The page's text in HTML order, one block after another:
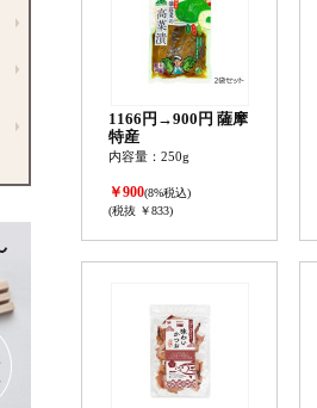
1166円→900円 薩摩
特産
内容量：250g
￥900(8%税込)
(税抜 ￥833)